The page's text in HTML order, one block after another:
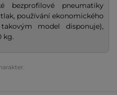
bezprofilové pneumatiky
používání ekonomického
model disponuje),
kg.